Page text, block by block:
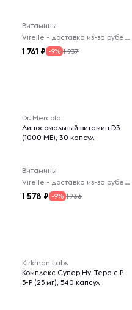
Витамины
Virelle - доставка из-за рубежа
1 761 -9% 1 937
Dr. Mercola
Липосомальный витамин D3
(1000 МЕ), 30 капсул
Витамины
Virelle - доставка из-за рубежа
1 578 -9% 1 736
Kirkman Labs
Комплекс Супер Ну-Тера с P-
5-P (25 мг), 540 капсул